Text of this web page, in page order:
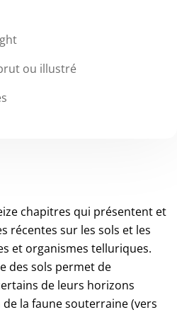
ou illustré
chapitres qui présentent et
récentes sur les sols et les
et organismes telluriques.
des sols permet de
de leurs horizons
la faune souterraine (vers